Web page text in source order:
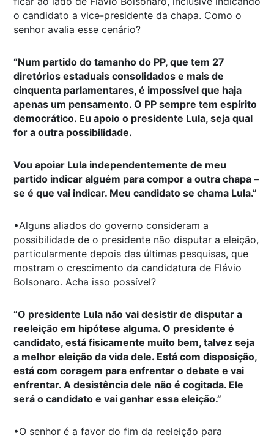
o candidato a vice-presidente da chapa. Como o
senhor avalia esse cenário?
“Num partido do tamanho do PP, que tem 27
diretórios estaduais consolidados e mais de
cinquenta parlamentares, é impossível que haja
apenas um pensamento. O PP sempre tem espírito
democrático. Eu apoio o presidente Lula, seja qual
for a outra possibilidade.
Vou apoiar Lula independentemente de meu
partido indicar alguém para compor a outra chapa –
se é que vai indicar. Meu candidato se chama Lula.”
•Alguns aliados do governo consideram a
possibilidade de o presidente não disputar a eleição,
particularmente depois das últimas pesquisas, que
mostram o crescimento da candidatura de Flávio
Bolsonaro. Acha isso possível?
“O presidente Lula não vai desistir de disputar a
reeleição em hipótese alguma. O presidente é
candidato, está fisicamente muito bem, talvez seja
a melhor eleição da vida dele. Está com disposição,
está com coragem para enfrentar o debate e vai
enfrentar. A desistência dele não é cogitada. Ele
será o candidato e vai ganhar essa eleição.”
•O senhor é a favor do fim da reeleição para